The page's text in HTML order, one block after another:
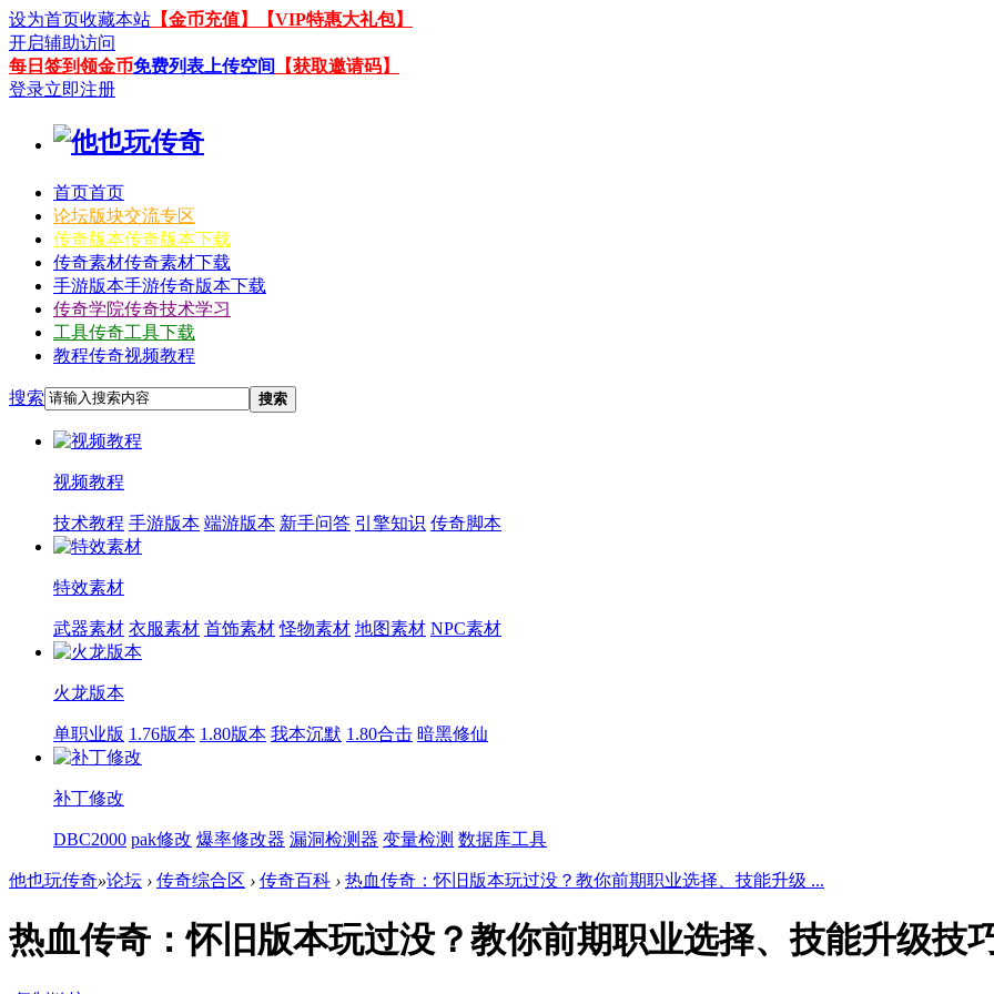
设为首页收藏本站 【金币充值】
【VIP特惠大礼包】
开启辅助访问
每日签到领金币免费列表上传空间
【获取邀请码】
登录立即注册
首页首页
论坛版块交流专区
传奇版本传奇版本下载
传奇素材传奇素材下载
手游版本手游传奇版本下载
传奇学院传奇技术学习
工具传奇工具下载
教程传奇视频教程
搜索 搜索
视频教程
技术教程 手游版本 端游版本 新手问答 引擎知识 传奇脚本
特效素材
武器素材 衣服素材 首饰素材 怪物素材 地图素材 NPC素材
火龙版本
单职业版 1.76版本 1.80版本 我本沉默 1.80合击 暗黑修仙
补丁修改
DBC2000 pak修改 爆率修改器 漏洞检测器 变量检测 数据库工具
他也玩传奇»论坛 › 传奇综合区 › 传奇百科 › 热血传奇：怀旧版本玩过没？教你前期职业选择、技能升级 ...
热血传奇：怀旧版本玩过没？教你前期职业选择、技能升级技